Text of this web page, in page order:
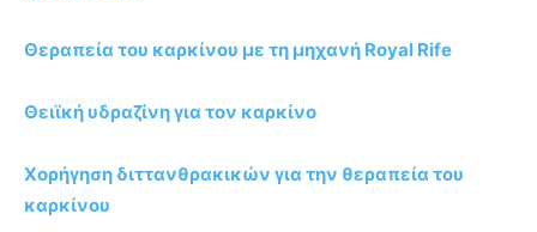
Θεραπεία του καρκίνου με τη μηχανή Royal Rife
Θειϊκή υδραζίνη για τον καρκίνο
Χορήγηση διττανθρακικών για την θεραπεία του
καρκίνου